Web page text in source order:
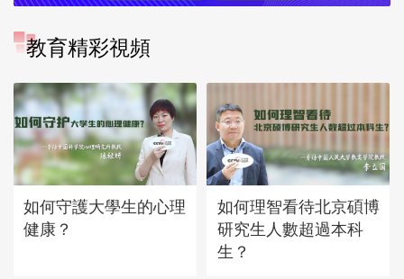
教育精彩視頻
如何守護大學生的心理
健康？
如何理智看待北京碩博
研究生人數超過本科
生？